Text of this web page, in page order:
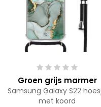
Groen grijs marmer
Samsung Galaxy S22
met koord